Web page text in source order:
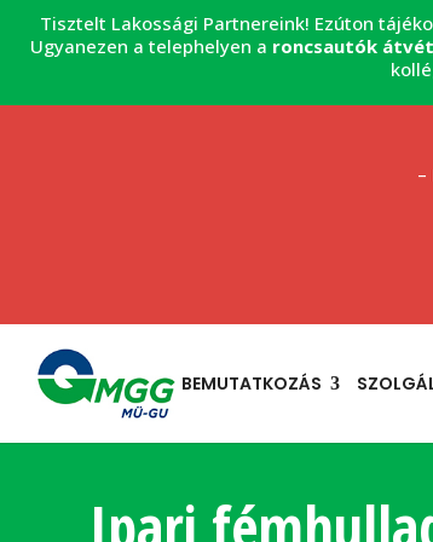
Tisztelt Lakossági Partnereink! Ezúton
Ugyanezen a telephelyen a roncsautók
–
BEMUTATKOZÁS